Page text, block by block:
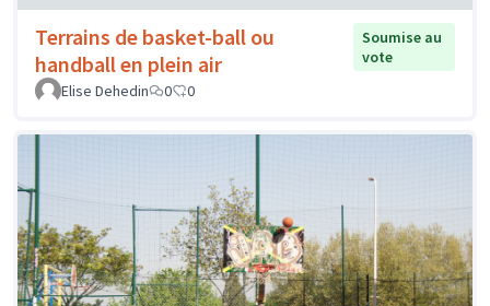
Terrains de basket-ball ou
handball en plein air
Soumise au
vote
Elise Dehedin
0 0